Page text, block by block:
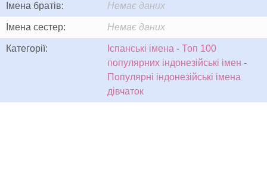
Імена братів: Немає даних
Імена сестер: Немає даних
Категорії: Іспанські імена - Топ 100
популярних індонезійські імен -
Популярні індонезійські імена
дівчаток